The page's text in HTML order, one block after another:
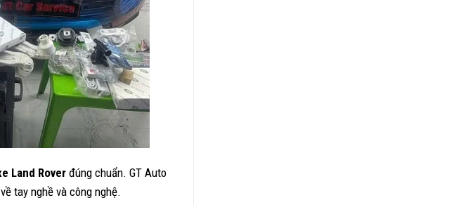
Land Rover đúng chuẩn. GT Auto
tay nghề và công nghệ.